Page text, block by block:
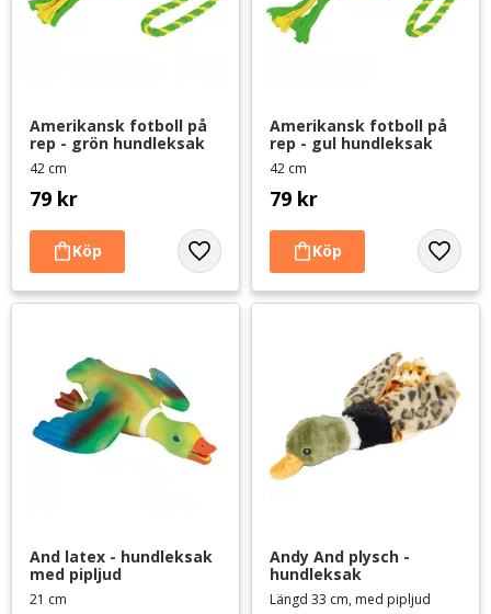
Amerikansk fotboll på
rep - grön hundleksak
42 cm
79 kr
Lägg till i favoriter
Amerikansk fotboll på
rep - gul hundleksak
42 cm
79 kr
Lägg
And latex - hundleksak
med pipljud
21 cm
Andy And plysch -
hundleksak
Längd 33 cm, med pipljud